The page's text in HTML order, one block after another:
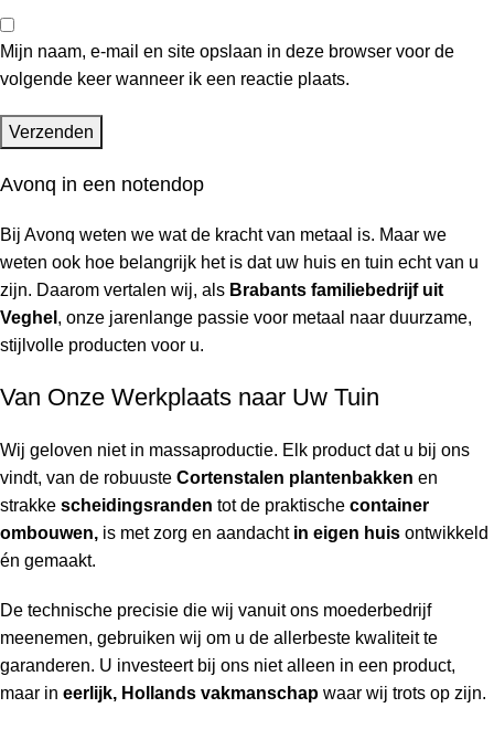
Mijn naam, e-mail en site opslaan in deze browser voor de
volgende keer wanneer ik een reactie plaats.
Avonq in een notendop
Bij Avonq weten we wat de kracht van metaal is. Maar we
weten ook hoe belangrijk het is dat uw huis en tuin echtvan u
zijn. Daarom vertalen wij, als Brabants familiebedrijf uit
Veghel , onze jarenlange passie voor metaal naar duurzame,
stijlvolle producten voor u.
Van Onze Werkplaats naar Uw Tuin
Wij geloven niet in massaproductie. Elk product dat u bij ons
vindt, van de robuuste Cortenstalen plantenbakken en
strakke scheidingsranden tot de praktische container
ombouwen, is met zorg en aandacht in eigen huis ontwikkeld
én gemaakt.
De technische precisie die wij vanuit ons moederbedrijf
meenemen, gebruiken wij om u de allerbeste kwaliteit te
garanderen. U investeert bij ons niet alleen in een product,
maar in eerlijk, Hollands vakmanschap waar wij trots op zijn.